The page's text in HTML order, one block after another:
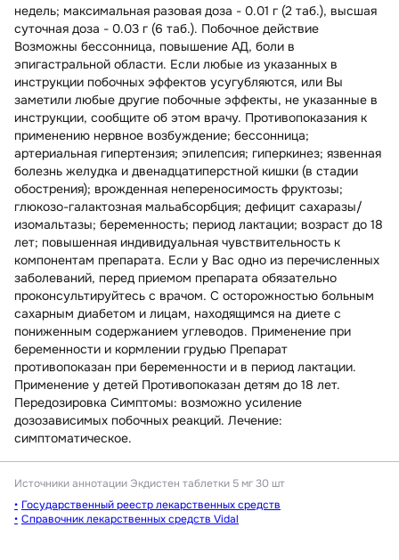
недель; максимальная разовая доза - 0.01 г (2 таб.), высшая
суточная доза - 0.03 г (6 таб.). Побочное действие
Возможны бессонница, повышение АД, боли в
эпигастральной области. Если любые из указанных в
инструкции побочных эффектов усугубляются, или Вы
заметили любые другие побочные эффекты, не указанные в
инструкции, сообщите об этом врачу. Противопоказания к
применению нервное возбуждение; бессонница;
артериальная гипертензия; эпилепсия; гиперкинез; язвенная
болезнь желудка и двенадцатиперстной кишки (в стадии
обострения); врожденная непереносимость фруктозы;
глюкозо-галактозная мальабсорбция; дефицит сахаразы/
изомальтазы; беременность; период лактации; возраст до 18
лет; повышенная индивидуальная чувствительность к
компонентам препарата. Если у Вас одно из перечисленных
заболеваний, перед приемом препарата обязательно
проконсультируйтесь с врачом. С осторожностью больным
сахарным диабетом и лицам, находящимся на диете с
пониженным содержанием углеводов. Применение при
беременности и кормлении грудью Препарат
противопоказан при беременности и в период лактации.
Применение у детей Противопоказан детям до 18 лет.
Передозировка Симптомы: возможно усиление
дозозависимых побочных реакций. Лечение:
симптоматическое.
Источники аннотации Экдистен таблетки 5 мг 30 шт
Государственный реестр лекарственных средств
Справочник лекарственных средств Vidal